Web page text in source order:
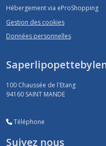
Hébergement via eProShopping
Gestion des cookies
Données personnelles
100 Chaussée de l'Etang
94160 SAINT MANDE
Téléphone
Suivez nous